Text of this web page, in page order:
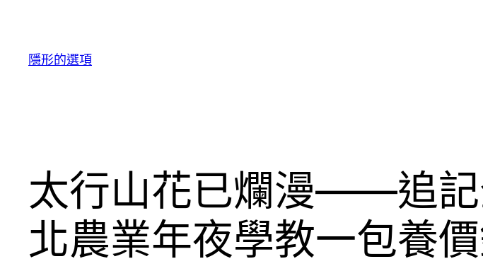
隱形的選項
太行山花已爛漫——追記
北農業年夜學教一包養